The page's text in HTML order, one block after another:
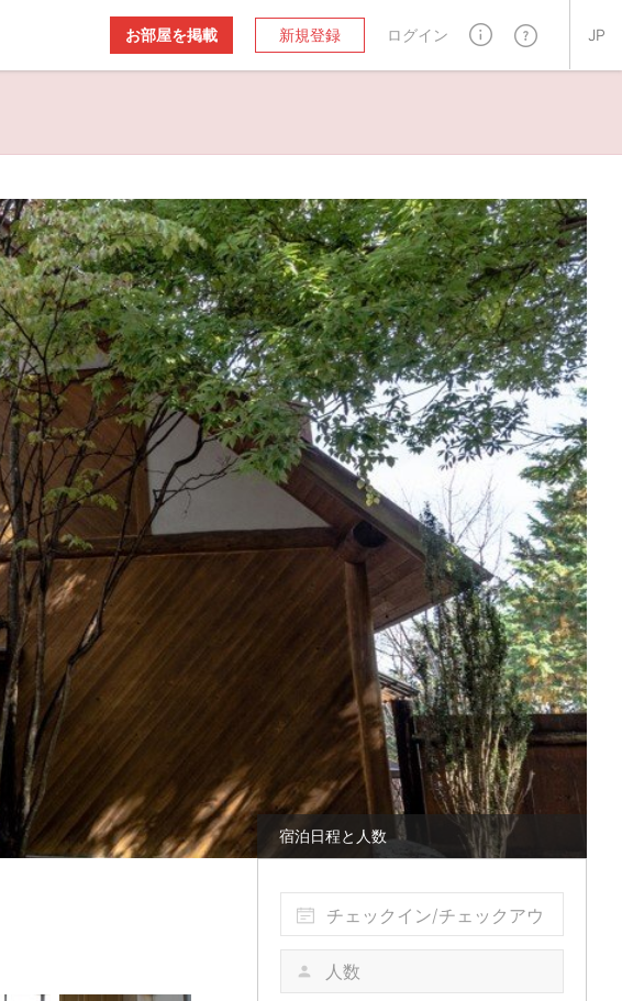
お部屋を掲載 新規登録 ログイン JP
宿泊日程と人数
チェックイン/チェックアウ
ト